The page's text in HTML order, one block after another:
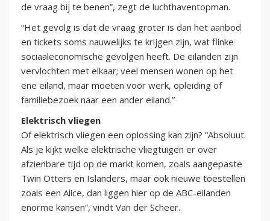
de vraag bij te benen”, zegt de luchthaventopman.
“Het gevolg is dat de vraag groter is dan het aanbod
en tickets soms nauwelijks te krijgen zijn, wat flinke
sociaaleconomische gevolgen heeft. De eilanden zijn
vervlochten met elkaar; veel mensen wonen op het
ene eiland, maar moeten voor werk, opleiding of
familiebezoek naar een ander eiland.”
Elektrisch vliegen
Of elektrisch vliegen een oplossing kan zijn? “Absoluut.
Als je kijkt welke elektrische vliegtuigen er over
afzienbare tijd op de markt komen, zoals aangepaste
Twin Otters en Islanders, maar ook nieuwe toestellen
zoals een Alice, dan liggen hier op de ABC-eilanden
enorme kansen”, vindt Van der Scheer.